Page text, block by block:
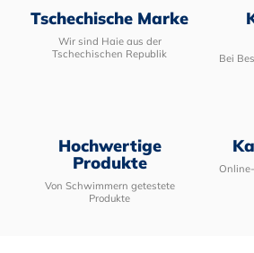
Tschechische Marke
Wir sind Haie aus der
Tschechischen Republik
Bei
Hochwertige
Produkte
Von Schwimmern getestete
Produkte